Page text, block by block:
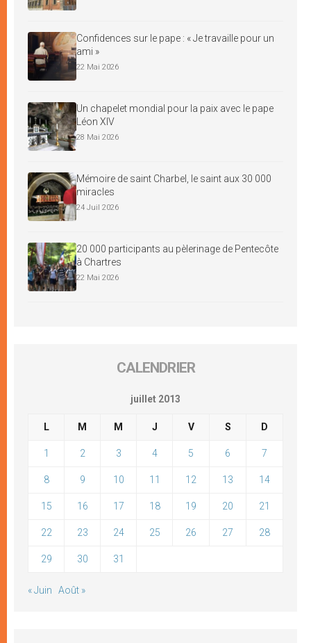
Confidences sur le pape : « Je travaille pour un
ami »
22 Mai 2026
Un chapelet mondial pour la paix avec le pape
Léon XIV
28 Mai 2026
Mémoire de saint Charbel, le saint aux 30 000
miracles
24 Juil 2026
20 000 participants au pèlerinage de Pentecôte
à Chartres
22 Mai 2026
CALENDRIER
juillet 2013
L M M J V S D
1 2 3 4 5 6 7
8 9 10 11 12 13 14
15 16 17 18 19 20 21
22 23 24 25 26 27 28
29 30 31
« Juin Août »